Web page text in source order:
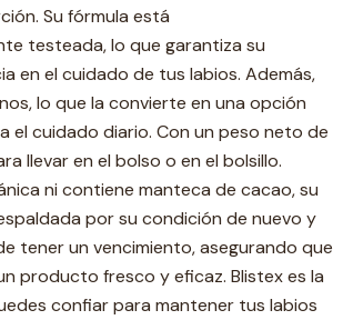
Su fórmula está
testeada, lo que garantiza su
en el cuidado de tus labios. Además,
lo que la convierte en una opción
el cuidado diario. Con un peso neto de
llevar en el bolso o en el bolsillo.
ni contiene manteca de cacao, su
por su condición de nuevo y
tener un vencimiento, asegurando que
producto fresco y eficaz. Blistex es la
confiar para mantener tus labios